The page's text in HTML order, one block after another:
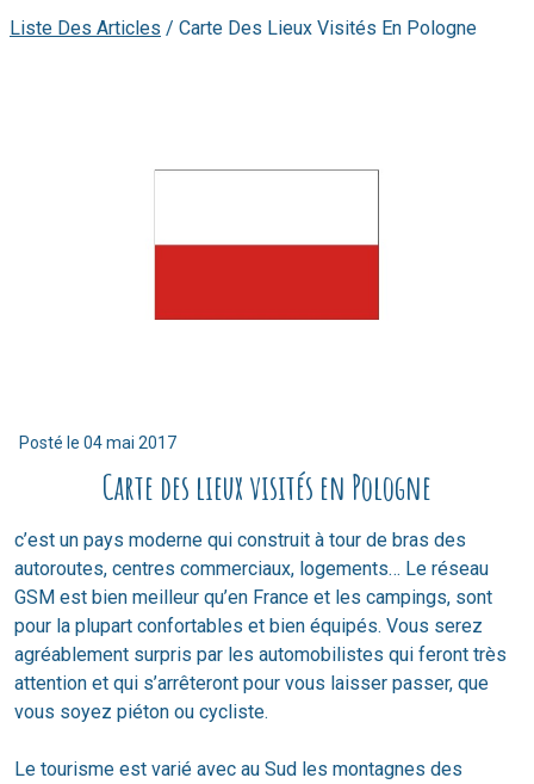
Liste Des Articles / Carte Des Lieux Visités En Pologne
Posté le 04 mai 2017
Carte des lieux visités en Pologne
c’est un pays moderne qui construit à tour de bras des
autoroutes, centres commerciaux, logements… Le réseau
GSM est bien meilleur qu’en France et les campings, sont
pour la plupart confortables et bien équipés. Vous serez
agréablement surpris par les automobilistes qui feront très
attention et qui s’arrêteront pour vous laisser passer, que
vous soyez piéton ou cycliste.
Le tourisme est varié avec au Sud les montagnes des